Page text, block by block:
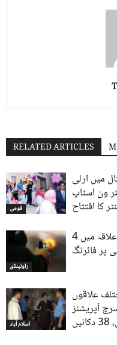
RELATED ARTICLES
قومی
میں ارلی
ون اسٹاپ
کا افتتاح
راولپنڈی
راولپنڈی (ٹی این ایس) نصیر آباد کے علاقہ میں 4
پر فائرنگ
اسلام آباد
علاقوں
آپریشنز